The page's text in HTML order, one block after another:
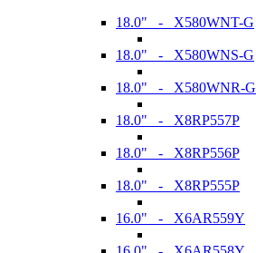
18.0" - X580WNT-G
18.0" - X580WNS-G
18.0" - X580WNR-G
18.0" - X8RP557P
18.0" - X8RP556P
18.0" - X8RP555P
16.0" - X6AR559Y